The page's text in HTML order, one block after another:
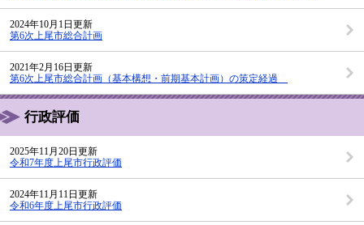
2024年10月1日更新
第6次上尾市総合計画
2021年2月16日更新
第6次上尾市総合計画（基本構想・前期基本計画）の策定経過
行政評価
2025年11月20日更新
令和7年度上尾市行政評価
2024年11月11日更新
令和6年度上尾市行政評価